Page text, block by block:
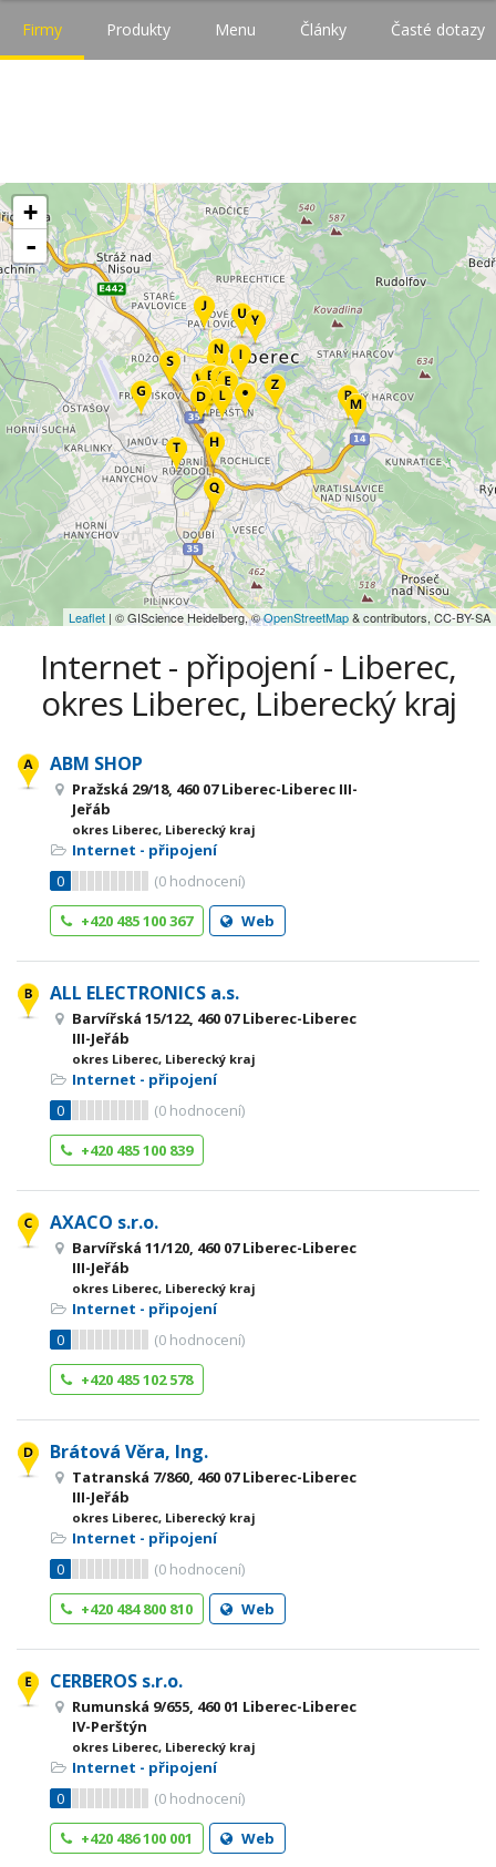
Firmy Produkty Menu Články Časté dotazy
+
-
Leaflet | © GIScience Heidelberg, ©OpenStreetMap& contributors, CC-BY-SA
Internet - připojení - Liberec,
okres Liberec, Liberecký kraj
ABM SHOP
Pražská 29/18, 460 07 Liberec-Liberec III-
Jeřáb
okres Liberec, Liberecký kraj
Internet - připojení
0
(0 hodnocení)
+420 485 100 367
Web
ALL ELECTRONICS a.s.
Barvířská 15/122, 460 07 Liberec-Liberec
III-Jeřáb
okres Liberec, Liberecký kraj
Internet - připojení
0
(0 hodnocení)
+420 485 100 839
AXACO s.r.o.
Barvířská 11/120, 460 07 Liberec-Liberec
III-Jeřáb
okres Liberec, Liberecký kraj
Internet - připojení
0
(0 hodnocení)
+420 485 102 578
Brátová Věra, Ing.
Tatranská 7/860, 460 07 Liberec-Liberec
III-Jeřáb
okres Liberec, Liberecký kraj
Internet - připojení
0
(0 hodnocení)
+420 484 800 810
Web
CERBEROS s.r.o.
Rumunská 9/655, 460 01 Liberec-Liberec
IV-Perštýn
okres Liberec, Liberecký kraj
Internet - připojení
0
(0 hodnocení)
+420 486 100 001
Web